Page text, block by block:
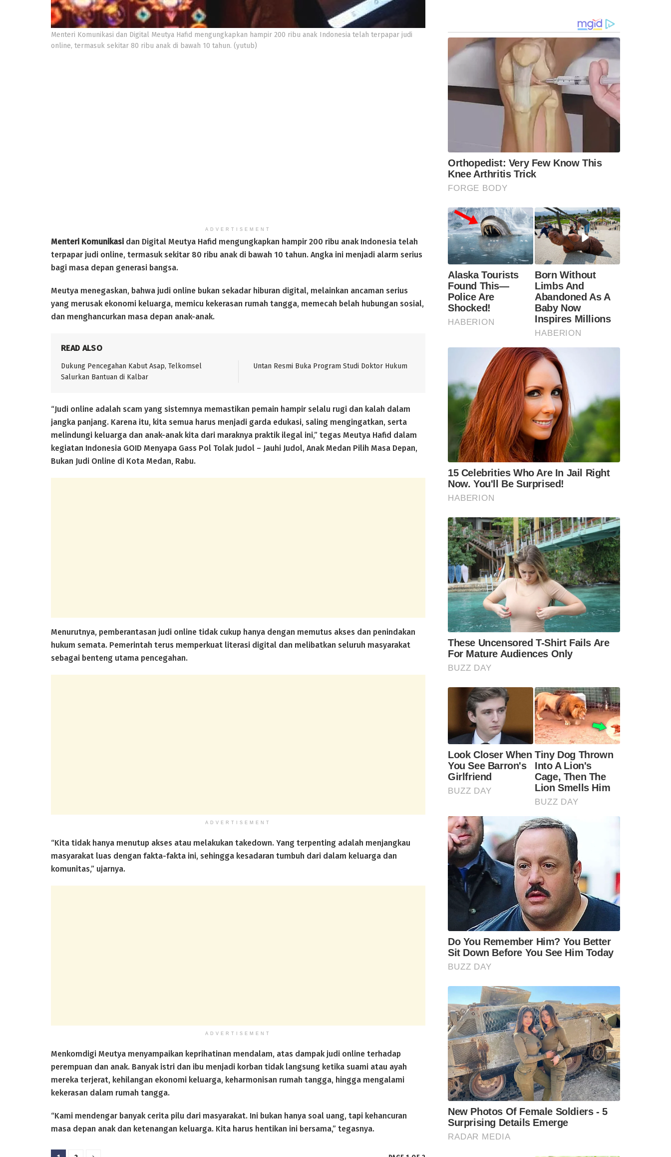
Menteri Komunikasi dan Digital Meutya Hafid mengungkapkan hampir 200 ribu anak Indonesia telah terpapar judi
online, termasuk sekitar 80 ribu anak di bawah 10 tahun. (yutub)
ADVERTISEMENT
Menteri Komunikasi dan Digital Meutya Hafid mengungkapkan hampir 200 ribu anak Indonesia telah
terpapar judi online, termasuk sekitar 80 ribu anak di bawah 10 tahun. Angka ini menjadi alarm serius
bagi masa depan generasi bangsa.
Meutya menegaskan, bahwa judi online bukan sekadar hiburan digital, melainkan ancaman serius
yang merusak ekonomi keluarga, memicu kekerasan rumah tangga, memecah belah hubungan sosial,
dan menghancurkan masa depan anak-anak.
READ ALSO
Dukung Pencegahan Kabut Asap, Telkomsel
Salurkan Bantuan di Kalbar
Untan Resmi Buka Program Studi Doktor Hukum
“Judi online adalah scam yang sistemnya memastikan pemain hampir selalu rugi dan kalah dalam
jangka panjang. Karena itu, kita semua harus menjadi garda edukasi, saling mengingatkan, serta
melindungi keluarga dan anak-anak kita dari maraknya praktik ilegal ini,” tegas Meutya Hafid dalam
kegiatan Indonesia GOID Menyapa Gass Pol Tolak Judol – Jauhi Judol, Anak Medan Pilih Masa Depan,
Bukan Judi Online di Kota Medan, Rabu.
Menurutnya, pemberantasan judi online tidak cukup hanya dengan memutus akses dan penindakan
hukum semata. Pemerintah terus memperkuat literasi digital dan melibatkan seluruh masyarakat
sebagai benteng utama pencegahan.
ADVERTISEMENT
“Kita tidak hanya menutup akses atau melakukan takedown. Yang terpenting adalah menjangkau
masyarakat luas dengan fakta-fakta ini, sehingga kesadaran tumbuh dari dalam keluarga dan
komunitas,” ujarnya.
ADVERTISEMENT
Menkomdigi Meutya menyampaikan keprihatinan mendalam, atas dampak judi online terhadap
perempuan dan anak. Banyak istri dan ibu menjadi korban tidak langsung ketika suami atau ayah
mereka terjerat, kehilangan ekonomi keluarga, keharmonisan rumah tangga, hingga mengalami
kekerasan dalam rumah tangga.
“Kami mendengar banyak cerita pilu dari masyarakat. Ini bukan hanya soal uang, tapi kehancuran
masa depan anak dan ketenangan keluarga. Kita harus hentikan ini bersama,” tegasnya.